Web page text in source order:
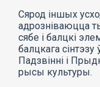
Сярод іншых
адрозніваюцца
сябе і балцкі
балцкага
Падзвінні і
рысы культуры.